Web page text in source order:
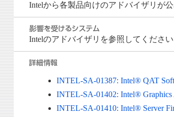
Intelから各製品向けのアドバイザリが公
Intelのアドバイザリを参照してください
INTEL-SA-01387: Intel® QAT
INTEL-SA-01402: Intel® Graphics
INTEL-SA-01410: Intel® Server